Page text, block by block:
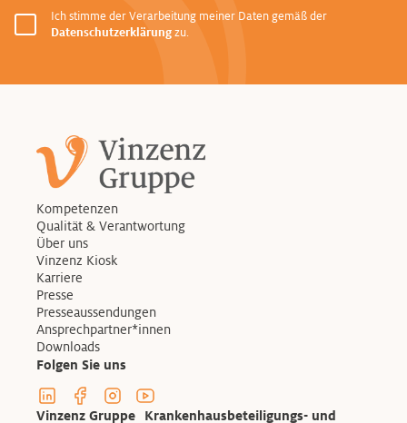
Ich stimme der Verarbeitung meiner Daten gemäß der
Datenschutzerklärung zu.
Kompetenzen
Qualität & Verantwortung
Über uns
Vinzenz Kiosk
Karriere
Presse
Presseaussendungen
Ansprechpartner*innen
Downloads
Folgen Sie uns
Linkedin Profil der Vinzenzgruppe
Facebook Profil der Vinzenzgruppe
Instagram Profil der Vinzenzgruppe
Youtube Kanal der Vinzenzgruppe
Vinzenz Gruppe Krankenhausbeteiligungs- und